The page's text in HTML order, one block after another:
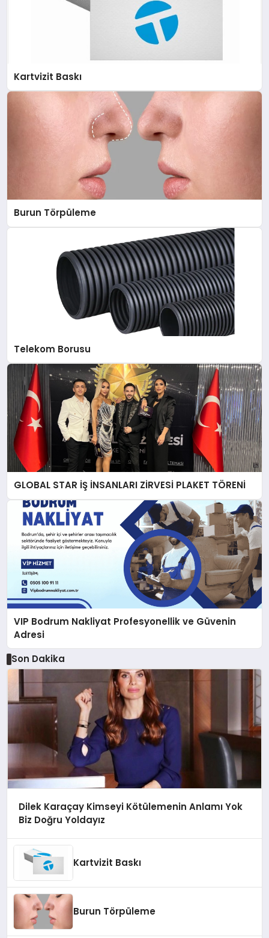
Kartvizit Baskı
Burun Törpüleme
Telekom Borusu
GLOBAL STAR İŞ İNSANLARI ZİRVESİ PLAKET TÖRENİ
VIP Bodrum Nakliyat Profesyonellik ve Güvenin
Adresi
Son Dakika
Dilek Karaçay Kimseyi Kötülemenin Anlamı Yok
Biz Doğru Yoldayız
Kartvizit Baskı
Burun Törpüleme